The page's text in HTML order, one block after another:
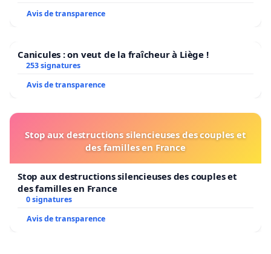
Avis de transparence
Canicules : on veut de la fraîcheur à Liège !
253 signatures
Avis de transparence
Stop aux destructions silencieuses des couples et
des familles en France
Stop aux destructions silencieuses des couples et
des familles en France
0 signatures
Avis de transparence